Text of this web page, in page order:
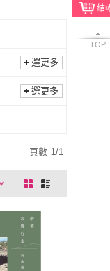
TOP
選更多
選更多
頁數 1/1
棋
盤
式
列